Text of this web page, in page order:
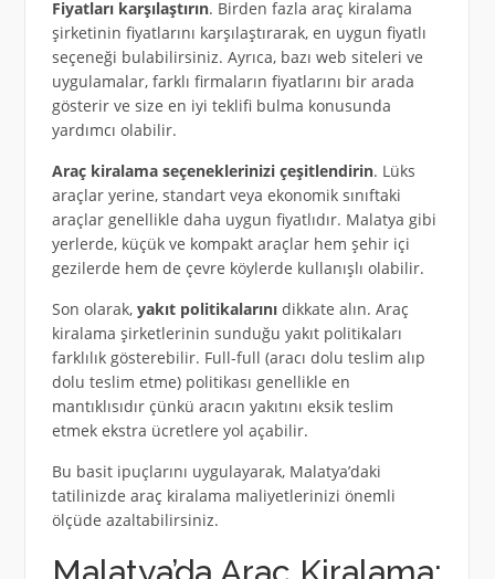
Fiyatları karşılaştırın. Birden fazla araç kiralama
şirketinin fiyatlarını karşılaştırarak, en uygun fiyatlı
seçeneği bulabilirsiniz. Ayrıca, bazı web siteleri ve
uygulamalar, farklı firmaların fiyatlarını bir arada
gösterir ve size en iyi teklifi bulma konusunda
yardımcı olabilir.
Araç kiralama seçeneklerinizi çeşitlendirin. Lüks
araçlar yerine, standart veya ekonomik sınıftaki
araçlar genellikle daha uygun fiyatlıdır. Malatya gibi
yerlerde, küçük ve kompakt araçlar hem şehir içi
gezilerde hem de çevre köylerde kullanışlı olabilir.
Son olarak, yakıt politikalarınıdikkate alın. Araç
kiralama şirketlerinin sunduğu yakıt politikaları
farklılık gösterebilir. Full-full (aracı dolu teslim alıp
dolu teslim etme) politikası genellikle en
mantıklısıdır çünkü aracın yakıtını eksik teslim
etmek ekstra ücretlere yol açabilir.
Bu basit ipuçlarını uygulayarak, Malatya’daki
tatilinizde araç kiralama maliyetlerinizi önemli
ölçüde azaltabilirsiniz.